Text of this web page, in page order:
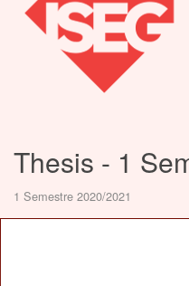
Thesis - 1
1 Semestre 2020/2021